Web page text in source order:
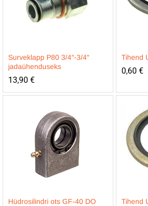
Surveklapp P80 3/4″-3/4″
jadaühenduseks
13,90 €
Tihend
0,60 €
Hüdrosilindri ots GF-40 DO
Tihend